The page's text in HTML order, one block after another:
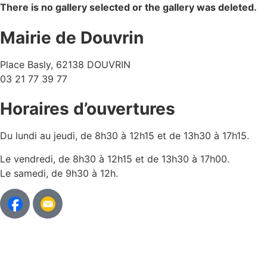
There is no gallery selected or the gallery was deleted.
Mairie de Douvrin
Place Basly, 62138 DOUVRIN
03 21 77 39 77
Horaires d’ouvertures
Du lundi au jeudi, de 8h30 à 12h15 et de 13h30 à 17h15.
Le vendredi, de 8h30 à 12h15 et de 13h30 à 17h00.
Le samedi, de 9h30 à 12h.